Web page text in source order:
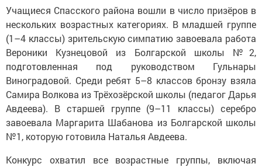
Учащиеся Спасского района вошли в число призёров в
нескольких возрастных категориях. В младшей группе
(1–4 классы) зрительскую симпатию завоевала работа
Вероники Кузнецовой из Болгарской школы №2,
подготовленная под руководством Гульнары
Виноградовой. Среди ребят 5–8 классов бронзу взяла
Самира Волкова из Трёхозёрской школы (педагог Дарья
Авдеева). В старшей группе (9–11 классы) серебро
завоевала Маргарита Шабанова из Болгарской школы
№1, которую готовила Наталья Авдеева.
Конкурс охватил все возрастные группы, включая